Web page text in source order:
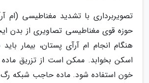
تصویربرداری با تشدید مغناطیسی (ام
حوزه قوی مغناطیسی تصاویری از بدن
هنگام انجام ام آرآی پستان، بیمار
اسکن بخوابد. ممکن است از تزریق
خون استفاده شود. ماده حاجب شبکه